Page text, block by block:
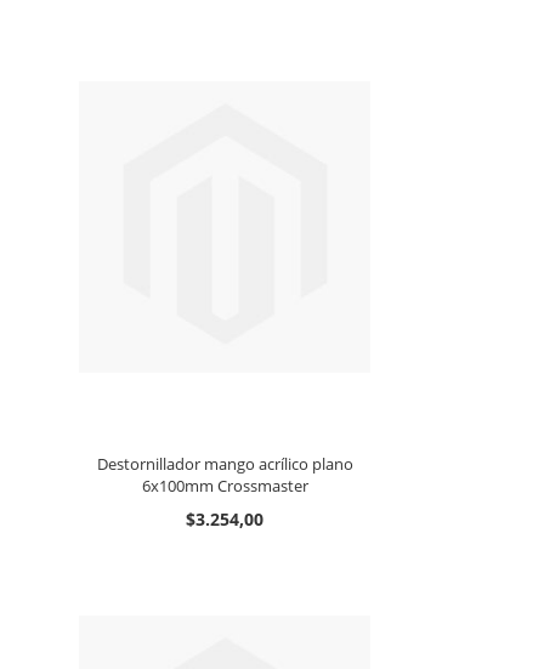
Destornillador mango acrílico plano
6x100mm Crossmaster
$3.254,00